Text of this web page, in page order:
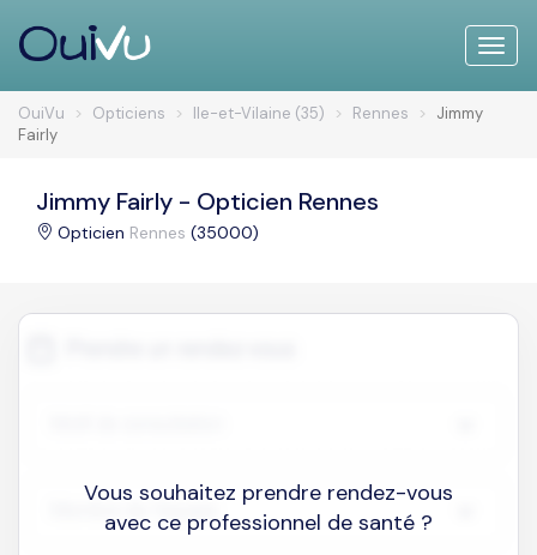
Toggle
OuiVu Opticiens Ile-et-Vilaine (35) Rennes
Jimmy
Fairly
Jimmy Fairly - Opticien Rennes
Opticien Rennes (35000)
Vous souhaitez prendre rendez-vous
avec ce professionnel de santé ?